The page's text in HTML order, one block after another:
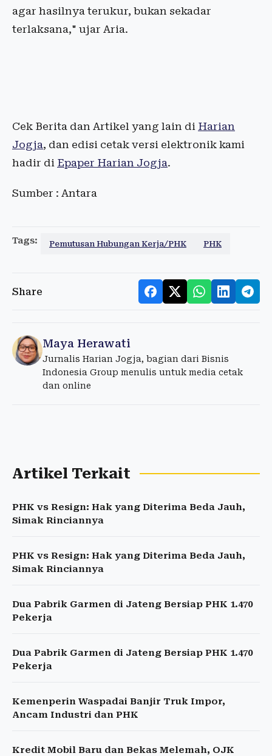
agar hasilnya terukur, bukan sekadar
terlaksana," ujar Aria.
Cek Berita dan Artikel yang lain di Harian
Jogja, dan edisi cetak versi elektronik kami
hadir di Epaper Harian Jogja.
Sumber : Antara
Tags: Pemutusan Hubungan Kerja/PHK PHK
Share
Maya Herawati
Jurnalis Harian Jogja, bagian dari Bisnis
Indonesia Group menulis untuk media cetak
dan online
Artikel Terkait
PHK vs Resign: Hak yang Diterima Beda Jauh,
Simak Rinciannya
PHK vs Resign: Hak yang Diterima Beda Jauh,
Simak Rinciannya
Dua Pabrik Garmen di Jateng Bersiap PHK 1.470
Pekerja
Dua Pabrik Garmen di Jateng Bersiap PHK 1.470
Pekerja
Kemenperin Waspadai Banjir Truk Impor,
Ancam Industri dan PHK
Kredit Mobil Baru dan Bekas Melemah, OJK